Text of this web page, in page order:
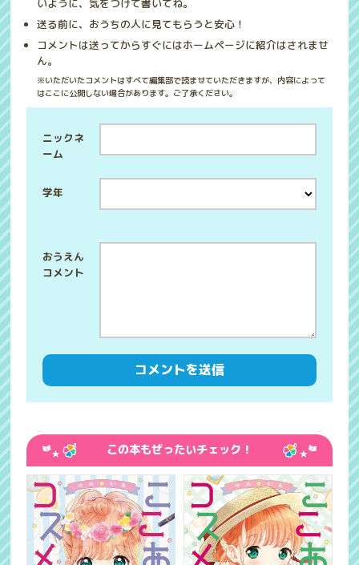
送る前に、おうちの人に見てもらうと安心！
コメントは送ってからすぐにはホームページに紹介はされませ
ん。
※いただいたコメントはすべて編集部で読ませていただきますが、内容によって
はここに公開しない場合があります。ご了承ください。
学年
ニックネ
ーム
この本もぜったいチェック！